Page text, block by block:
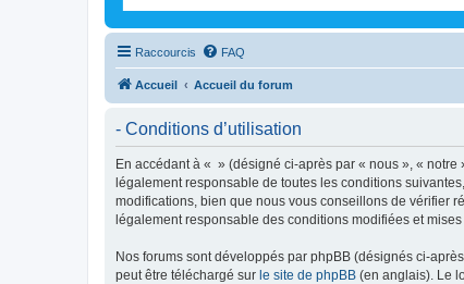
Raccourcis FAQ
Accueil Accueil du forum
- Conditions d’utilisation
En accédant à « » (désigné ci-après par « nous », « notre
légalement responsable de toutes les conditions
modifications, bien que nous vous conseillons de vérifier
légalement responsable des conditions modifiées et mises
Nos forums sont développés par phpBB (désignés ci-
peut être téléchargé sur le site de phpBB (en anglais). Le